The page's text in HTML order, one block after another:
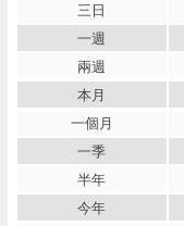
三日
一週
兩週
本月
一個月
一季
半年
今年